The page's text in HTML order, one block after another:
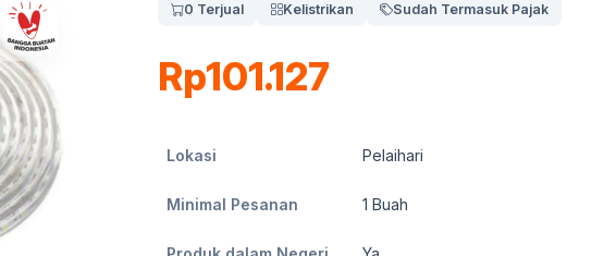
0 Terjual Kelistrikan Sudah Termasuk Pajak
Rp101.127
Lokasi Pelaihari
Minimal Pesanan 1 Buah